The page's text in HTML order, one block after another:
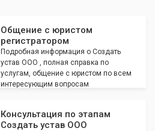
Общение с юристом
регистратором
Подробная информация о Создать
устав ООО , полная справка по
услугам, общение с юристом по всем
интересующим вопросам
Консультация по этапам
Создать устав ООО